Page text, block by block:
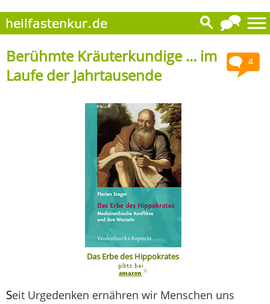
4
Berühmte Kräuterkundige ... im
Laufe der Jahrtausende
Das Erbe des Hippokrates
*
Seit Urgedenken ernähren wir Menschen uns